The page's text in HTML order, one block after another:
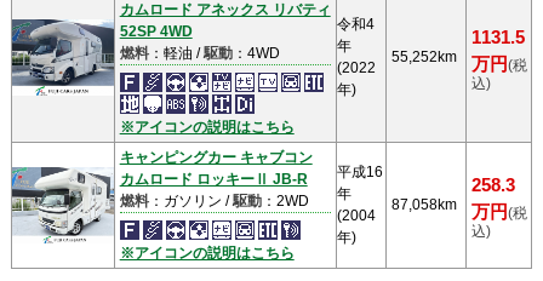
カムロード アネックス リバティ
52SP 4WD
燃料：軽油 /駆動：4WD
※アイコンの説明はこちら
令和4
年
(2022
年)
55,252km
1131.5
万円(税
込)
キャンピングカー キャブコン
カムロード ロッキーⅡ JB-R
燃料：ガソリン /駆動：2WD
※アイコンの説明はこちら
平成16
年
(2004
年)
87,058km
258.3
万円(税
込)